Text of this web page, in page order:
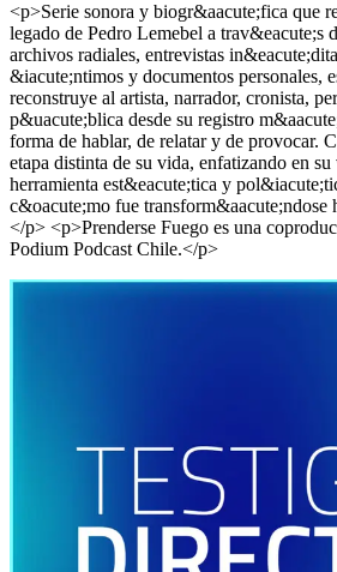
<p>Serie sonora y biogr&aacute;fica que
legado de Pedro Lemebel a trav&eacute;s
archivos radiales, entrevistas
&iacute;ntimos y documentos personales,
reconstruye al artista, narrador, cronista,
p&uacute;blica desde su registro
forma de hablar, de relatar y de provocar.
etapa distinta de su vida, enfatizando en
herramienta est&eacute;tica y
c&oacute;mo fue transform&aacute;ndose
</p> <p>Prenderse Fuego es una
Podium Podcast Chile.</p>